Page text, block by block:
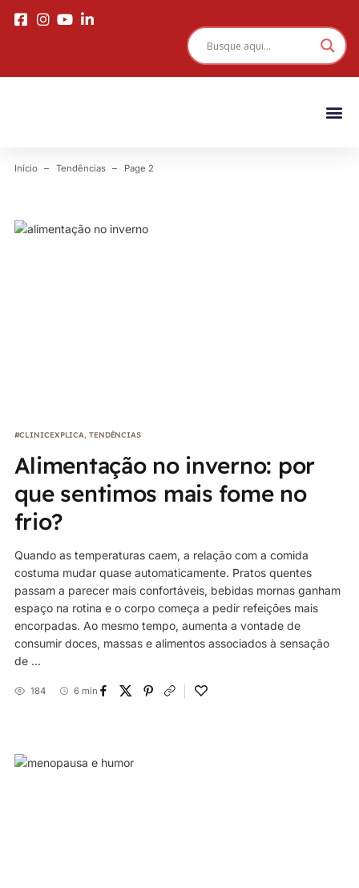
Início Tendências Page 2
#CLINICEXPLICA TENDÊNCIAS
Alimentação no inverno: por
que sentimos mais fome no
frio?
Quando as temperaturas caem, a relação com a comida
costuma mudar quase automaticamente. Pratos quentes
passam a parecer mais confortáveis, bebidas mornas ganham
espaço na rotina e o corpo começa a pedir refeições mais
encorpadas. Ao mesmo tempo, aumenta a vontade de
consumir doces, massas e alimentos associados à sensação
de ...
184 6 min